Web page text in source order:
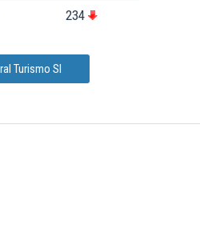
234
Turismo Sl